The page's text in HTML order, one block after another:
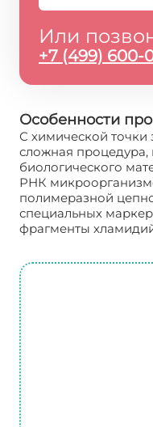
Или
+7 (499) 600-
Особенности
С химической точки
сложная процедура,
биологического
РНК
полимеразной
специальных
фрагменты